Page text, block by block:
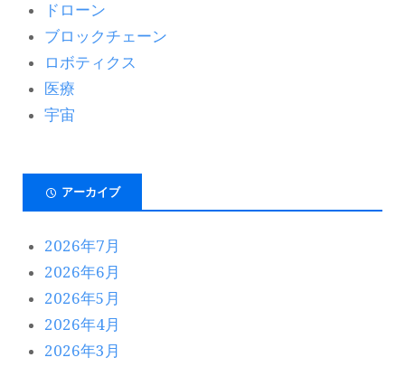
ドローン
ブロックチェーン
ロボティクス
医療
宇宙
アーカイブ
2026年7月
2026年6月
2026年5月
2026年4月
2026年3月